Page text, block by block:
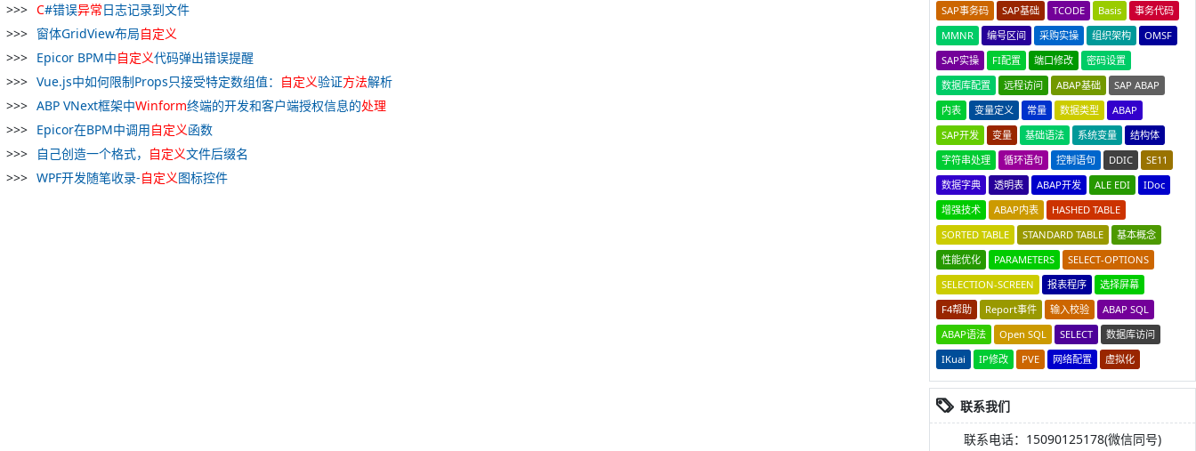
C#错误异常日志记录到文件
窗体GridView布局自定义
Epicor BPM中自定义代码弹出错误提醒
Vue.js中如何限制Props只接受特定数组值： 自定义验证方法解析
ABP VNext框架中Winform终端的开发和客户端授权信息的处理
Epicor在BPM中调用自定义函数
自己创造一个格式， 自定义文件后缀名
WPF开发随笔收录-自定义图标控件
SAP事务码
SAP基础 TCODE Basis
事务代码
MMNR
编号区间 采购实操 组织架构
OMSF
SAP实操
FI配置 端口修改
密码设置
数据库配置
远程访问 ABAP基础
SAP ABAP
内表
变量定义 常量 数据类型
ABAP
SAP开发
变量 基础语法 系统变量
结构体
字符串处理
循环语句 控制语句 DDIC
SE11
数据字典
透明表 ABAP开发 ALE EDI
IDoc
增强技术
ABAP内表
HASHED TABLE
SORTED TABLE
STANDARD TABLE
基本概念
性能优化
PARAMETERS
SELECT-OPTIONS
SELECTION-SCREEN
报表程序
选择屏幕
F4帮助
Report事件 输入校验
ABAP SQL
ABAP语法
Open SQL SELECT
数据库访问
IKuai
IP修改 PVE 网络配置 虚拟化
联系我们
联系电话：15090125178(微信同号)